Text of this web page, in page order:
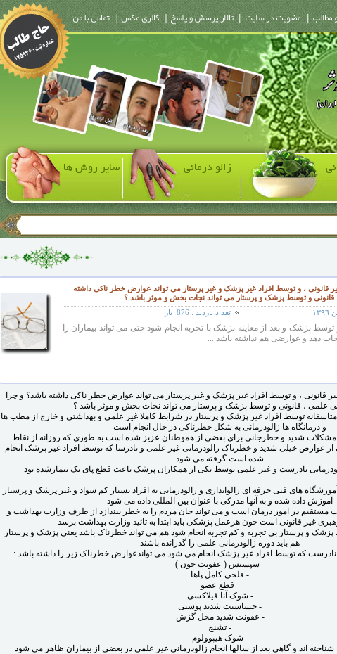
سایر روش ها زالو درمانی
قانونی ، و توسط افراد غیر پزشک و غیر پرستار می تواند عوارض خطر ناکی داشته
قانونی و توسط پزشک و پرستار می تواند نجات بخش و موثر باشد ؟
تعداد بازدید : 876 بار
پزشک و بعد از معاینه پزشک با تجربه انجام شود حتی می تواند بیماران را
دهد و عوارضی هم نداشته باشد ...
قانونی ، و توسط افراد غیر پزشک و غیر پرستار می تواند عوارض خطر ناکی داشته باشد؟ و چرا
علمی ، قانونی و توسط پزشک و پرستار می تواند نجات بخش و موثر باشد ؟
متاسفانه توسط افراد غیر پزشک و پرستار در شرابط کاملا غیر علمی و بهداشتی و خارج از مطب ها
و درمانگاه ها زالودرمانی به شکل خطرناکی در حال انجام است
شدید و خطرجانی برای بعضی از هموطنان عزیز شده است به طوری که روزانه از نقاط
عوارض خیلی شدید و خطرناک زالودرمانی غیر علمی و نادرسا که توسط افراد غیر پزشک انجام
شده است گرفته می شود
آموزشگاه های فنی حرفه ای زالواندازی و زالودرمانی به افراد بسیار کم سواد و غیر پزشک و پرستار
آموزش داده شده و به آنها مدرکی با عنوان بین المللی داده می شود
مستقیم در امور درمان است و می تواند جان مردم را به خطر بیندازد از طرف وزارت بهداشت و
غیر قانونی است چون هرعمل پزشکی باید ابتدا به تائید وزارت بهداشت برسد
پزشک و پرستار بی تجربه و کم تجربه انجام شود هم می تواند خطرناک باشد یعنی پزشک و پرستار
هم باید دوره زالودرمانی علمی را گذرانده باشند
- سپسیس ( عفونت خون )
- فلجی کامل پاها
- قطع عضو
- شوک آنا فیلاکسی
- حساسیت شدید پوستی
- عفونت شدید محل گزش
- تشنج
- شوک هیپوولوم
شناخته اند و گاهی بعد از سالها انجام زالودرمانی غیر علمی در بعضی از بیماران ظاهر می شود